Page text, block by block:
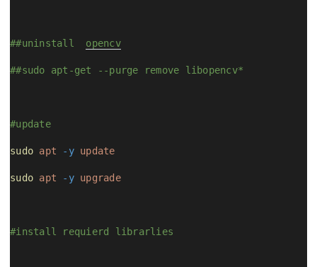
##uninstall opencv
##sudo apt-get --purge remove libopencv*
#update
sudo apt -y update
sudo apt -y upgrade
#install requierd librarlies